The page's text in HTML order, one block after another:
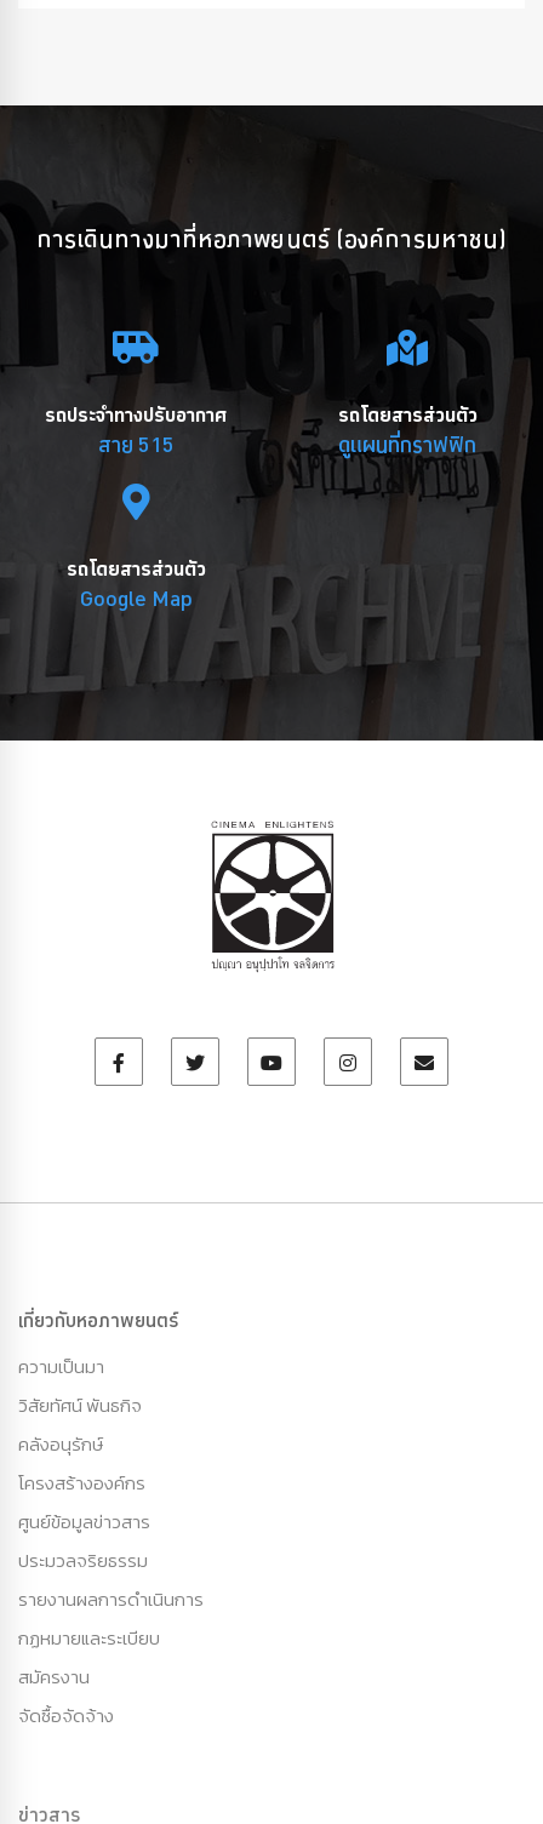
การเดินทางมาที่หอภาพยนตร์ (องค์การมหาชน)
รถประจำทางปรับอากาศ
สาย 515
รถโดยสารส่วนตัว
ดูแผนที่กราฟฟิก
รถโดยสารส่วนตัว
Google Map
เกี่ยวกับหอภาพยนตร์
ความเป็นมา
วิสัยทัศน์ พันธกิจ
คลังอนุรักษ์
โครงสร้างองค์กร
ศูนย์ข้อมูลข่าวสาร
ประมวลจริยธรรม
รายงานผลการดำเนินการ
กฏหมายและระเบียบ
สมัครงาน
จัดซื้อจัดจ้าง
ข่าวสาร